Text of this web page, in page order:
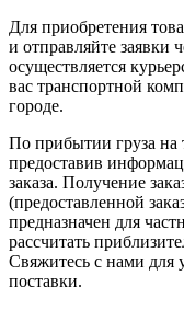
Для приобретения
и отправляйте заявки
осуществляется
вас транспортной
городе.
По прибытии груза на
предоставив
заказа. Получение
(предоставленной
предназначен для
рассчитать
Свяжитесь с нами для
поставки.